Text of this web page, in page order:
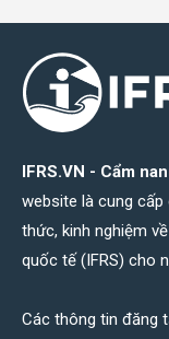
IFRS.VN - Cẩm
website là cung cấp
thức, kinh nghiệm
quốc tế (IFRS) cho
Các thông tin đăng